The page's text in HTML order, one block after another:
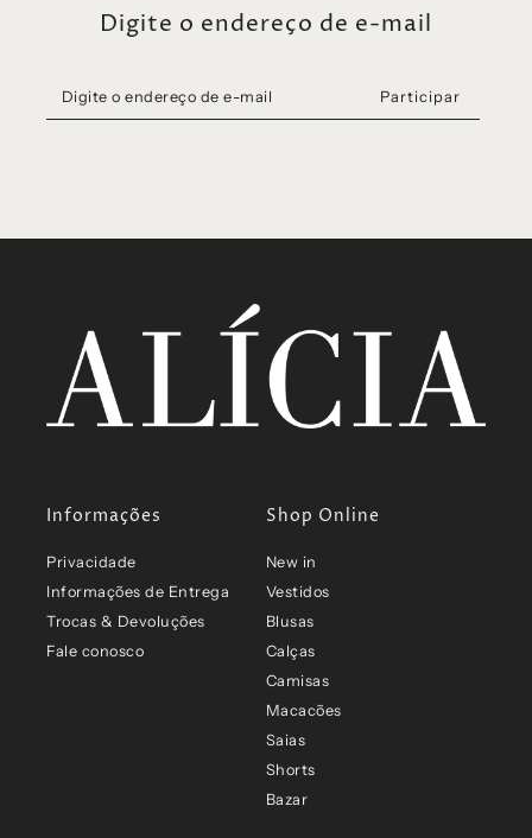
Informações
Privacidade
Informações de Entrega
Trocas & Devoluções
Fale conosco
Shop Online
New in
Vestidos
Blusas
Calças
Camisas
Macacões
Saias
Shorts
Bazar
Digite o endereço de e-mail
Participar